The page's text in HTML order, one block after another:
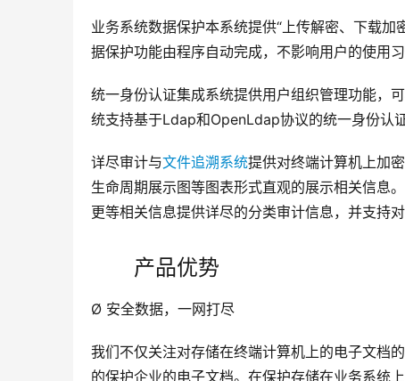
业务系统数据保护本系统提供“上传解密、下载
据保护功能由程序自动完成，不影响用户的使用
统一身份认证集成系统提供用户组织管理功能，
统支持基于Ldap和OpenLdap协议的统一身份认
详尽审计与文件追溯系统提供对终端计算机上加
生命周期展示图等图表形式直观的展示相关信息
更等相关信息提供详尽的分类审计信息，并支持
产品优势
Ø 安全数据，一网打尽
我们不仅关注对存储在终端计算机上的电子文档
的保护企业的电子文档。在保护存储在业务系统